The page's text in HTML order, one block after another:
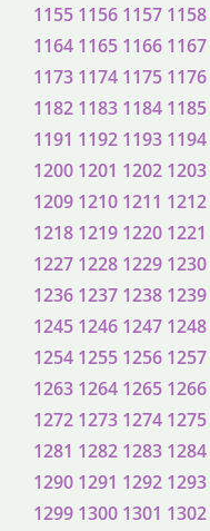
1155 1156 1157 1158
1164 1165 1166 1167
1173 1174 1175 1176
1182 1183 1184 1185
1191 1192 1193 1194
1200 1201 1202 1203
1209 1210 1211 1212
1218 1219 1220 1221
1227 1228 1229 1230
1236 1237 1238 1239
1245 1246 1247 1248
1254 1255 1256 1257
1263 1264 1265 1266
1272 1273 1274 1275
1281 1282 1283 1284
1290 1291 1292 1293
1299 1300 1301 1302